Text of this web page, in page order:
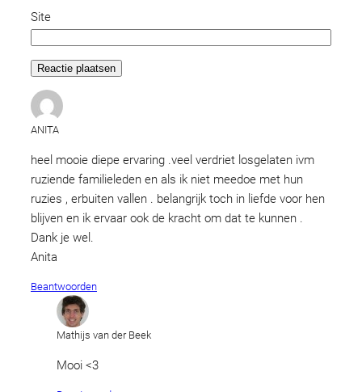
Site
ANITA
heel mooie diepe ervaring .veel verdriet losgelaten ivm
ruziende familieleden en als ik niet meedoe met hun
ruzies , erbuiten vallen . belangrijk toch in liefde voor hen
blijven en ik ervaar ook de kracht om dat te kunnen .
Dank je wel.
Anita
Beantwoorden
Mathijs van der Beek
Mooi <3